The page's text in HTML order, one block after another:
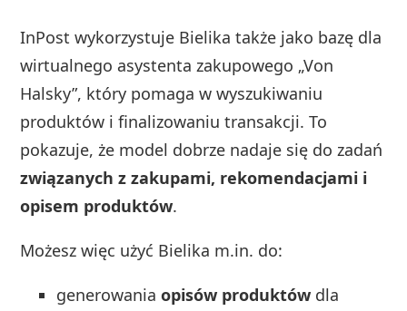
InPost wykorzystuje Bielika także jako bazę dla
wirtualnego asystenta zakupowego „Von
Halsky”, który pomaga w wyszukiwaniu
produktów i finalizowaniu transakcji. To
pokazuje, że model dobrze nadaje się do zadań
związanych z zakupami, rekomendacjami i
opisem produktów.
Możesz więc użyć Bielika m.in. do:
generowaniaopisów produktów dla